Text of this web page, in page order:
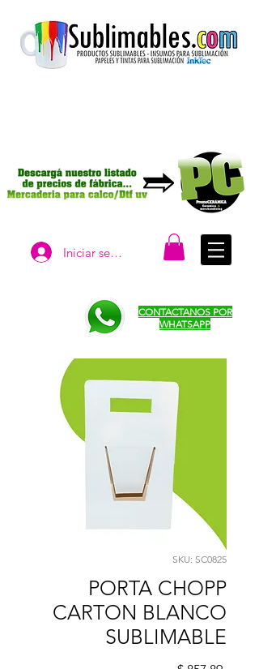
Iniciar sesión
CONTACTANOS POR
WHATSAPP
SKU: SC0825
PORTA CHOPP
CARTON BLANCO
SUBLIMABLE